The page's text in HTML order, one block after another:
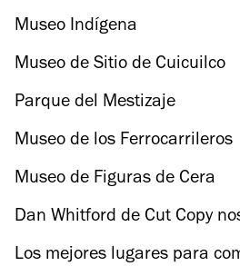
Museo Indígena
Museo de Sitio de Cuicuilco
Parque del Mestizaje
Museo de los Ferrocarrileros
Museo de Figuras de Cera
Dan Whitford de Cut Copy
10 años de su disco, In
Los mejores lugares para